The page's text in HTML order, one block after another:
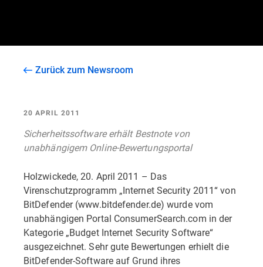
Zurück zum Newsroom
20 APRIL 2011
Sicherheitssoftware erhält Bestnote von
unabhängigem Online-Bewertungsportal
Holzwickede, 20. April 2011 – Das
Virenschutzprogramm „Internet Security 2011“ von
BitDefender (www.bitdefender.de) wurde vom
unabhängigen Portal ConsumerSearch.com in der
Kategorie „Budget Internet Security Software“
ausgezeichnet. Sehr gute Bewertungen erhielt die
BitDefender-Software auf Grund ihres